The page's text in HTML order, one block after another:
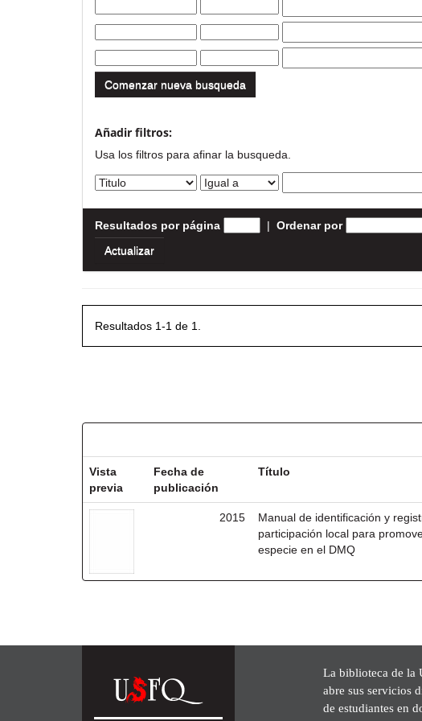
Comenzar nueva busqueda
Añadir filtros:
Usa los filtros para afinar la busqueda.
Resultados por página | Ordenar por
Resultados 1-1 de 1.
Vista
previa
Fecha de
publicación
Título
2015
Manual de identificación y
participación local para
especie en el DMQ
La biblioteca de la
abre sus servicios
de estudiantes en